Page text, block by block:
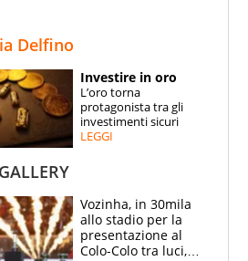
ESPERTI
CONTATTI
Delfino
Investire in oro
L’oro torna
protagonista tra gli
investimenti sicuri
LEGGI
Vozinha, in 30mila
allo stadio per la
presentazione al
Colo-Colo tra luci,